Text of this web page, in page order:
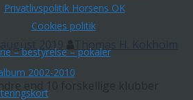
Privatlivspolitik Horsens OK
Cookies politik
– bestyrelse – pokaler
2002-2010
august 2019
Thomas H. Kokholm
end 10 forskellige klubber